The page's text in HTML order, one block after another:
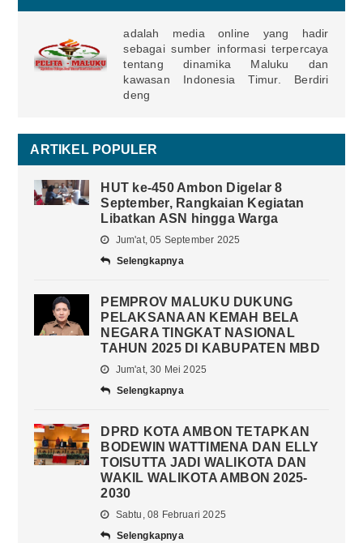
adalah media online yang hadir
sebagai sumber informasi terpercaya
tentang dinamika Maluku dan
kawasan Indonesia Timur. Berdiri
deng
ARTIKEL POPULER
HUT ke-450 Ambon Digelar 8
September, Rangkaian Kegiatan
Libatkan ASN hingga Warga
Jum'at, 05 September 2025
Selengkapnya
PEMPROV MALUKU DUKUNG
PELAKSANAAN KEMAH BELA
NEGARA TINGKAT NASIONAL
TAHUN 2025 DI KABUPATEN MBD
Jum'at, 30 Mei 2025
Selengkapnya
DPRD KOTA AMBON TETAPKAN
BODEWIN WATTIMENA DAN ELLY
TOISUTTA JADI WALIKOTA DAN
WAKIL WALIKOTA AMBON 2025-
2030
Sabtu, 08 Februari 2025
Selengkapnya